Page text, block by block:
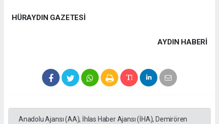
HÜRAYDIN GAZETESİ
AYDIN HABERİ
Anadolu Ajansı (AA), İhlas Haber Ajansı (İHA), Demirören